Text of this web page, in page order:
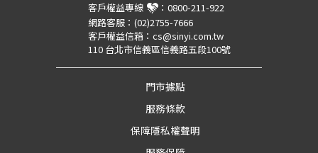
客戶權益專線 ： 0800-211-922
網路客服： (02)2755-7666
客戶權益信箱： cs@sinyi.com.tw
110 台北市信義區信義路五段100號
門市據點
服務條款
保障隱私權聲明